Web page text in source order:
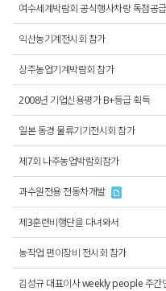
여수세계박람회 공식행사차량 독점공급
익산농기계전시회 참가
상주농업기계박람회 참가
2008년 기업신용평가 B+등급 획득
일본 동경 물류기기전시회 참가
제7회 나주농업박람회참가
과수원전용 전동차개발
제3훈련비행단을 다녀와서
농작업 편이장비 전시회 참가
김성규 대표이사 weekly people 주간